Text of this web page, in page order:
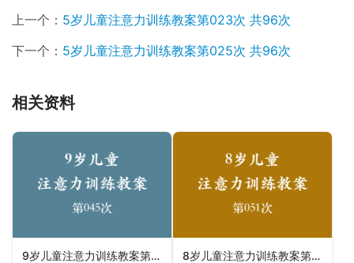
上一个： 5岁儿童注意力训练教案第023次 共96次
下一个： 5岁儿童注意力训练教案第025次 共96次
相关资料
9岁儿童注意力训练教案第045次 共96次 8岁儿童注意力训练教案第051次 共96次